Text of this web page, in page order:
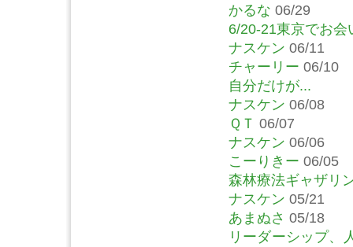
かるな 06/29
6/20-21東京でお
ナスケン 06/11
チャーリー 06/10
自分だけが...
ナスケン 06/08
ＱＴ 06/07
ナスケン 06/06
こーりきー 06/05
森林療法ギャザリ
ナスケン 05/21
あまぬさ 05/18
リーダーシップ、